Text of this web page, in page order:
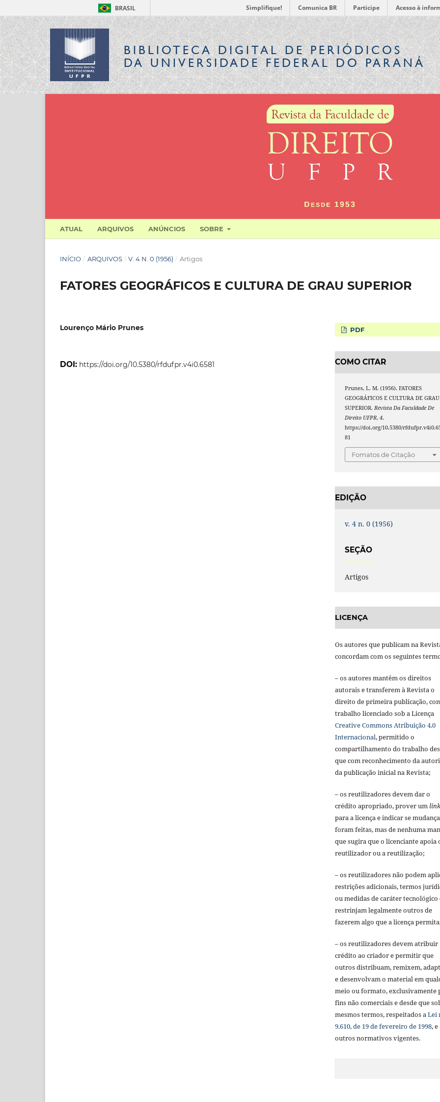
BRASIL Simplifique! Comunica BR Participe Acesso à
BIBLIOTECA DIGITALDE PERIÓDICOS
DA UNIVERSIDADE FEDERAL DO PARANÁ
ATUAL ARQUIVOS ANÚNCIOS SOBRE
INÍCIO / ARQUIVOS / V. 4 N. 0 (1956) / Artigos
FATORES GEOGRÁFICOS E CULTURA DE GRAU SUPERIOR
Lourenço Mário Prunes
DOI: https://doi.org/10.5380/rfdufpr.v4i0.6581
PDF
COMO CITAR
Prunes, L. M. (1956). FATORES
GEOGRÁFICOS E CULTURA DE GRAU
SUPERIOR.Revista Da Faculdade De
Direito UFPR,4.
https://doi.org/10.5380/
81
Fomatos de Citação
EDIÇÃO
v. 4 n. 0 (1956)
SEÇÃO
Artigos
LICENÇA
Os autores que publicam na
concordam com os seguintes
– os autores mantêm os direitos
autorais e transferem à Revista o
direito de primeira publicação,
trabalho licenciado sob a Licença
Creative Commons Atribuição 4.0
Internacional, permitido o
compartilhamento do trabalho
que com reconhecimento da
da publicação inicial na Revista;
– os reutilizadores devem dar o
crédito apropriado, prover um link
para a licença e indicar se
foram feitas, mas de nenhuma
que sugira que o licenciante apoia
reutilizador ou a reutilização;
– os reutilizadores não podem
restrições adicionais, termos
ou medidas de caráter tecnológico
restrinjam legalmente outros de
fazerem algo que a licença
– os reutilizadores devem atribuir
crédito ao criador e permitir que
outros distribuam, remixem,
e desenvolvam o material em
meio ou formato, exclusivamente
fins não comerciais e desde que
mesmos termos, respeitados aLei
9.610, de 19 de fevereiro de 1998, e
outros normativos vigentes.